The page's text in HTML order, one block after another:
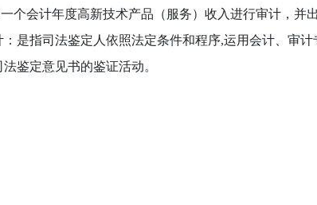
个会计年度高新技术产品（服务）收入进行审计，并
是指司法鉴定人依照法定条件和程序,运用会计、审
鉴定意见书的鉴证活动。